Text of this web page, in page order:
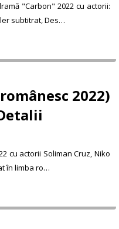
"Carbon" 2022 cu actorii:
subtitrat, Des…
2022)
cu actorii Soliman Cruz, Niko
în limba ro…